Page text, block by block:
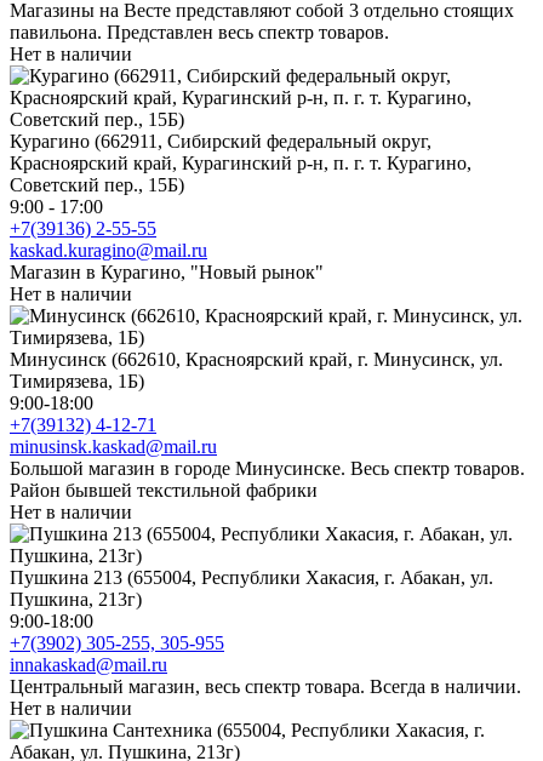
Магазины на Весте представляют собой 3 отдельно стоящих
павильона. Представлен весь спектр товаров.
Нет в наличии
Курагино (662911, Сибирский федеральный округ,
Красноярский край, Курагинский р-н, п. г. т. Курагино,
Советский пер., 15Б)
9:00 - 17:00
+7(39136) 2-55-55
kaskad.kuragino@mail.ru
Магазин в Курагино, "Новый рынок"
Нет в наличии
Минусинск (662610, Красноярский край, г. Минусинск, ул.
Тимирязева, 1Б)
9:00-18:00
+7(39132) 4-12-71
minusinsk.kaskad@mail.ru
Большой магазин в городе Минусинске. Весь спектр товаров.
Район бывшей текстильной фабрики
Нет в наличии
Пушкина 213 (655004, Республики Хакасия, г. Абакан, ул.
Пушкина, 213г)
9:00-18:00
+7(3902) 305-255, 305-955
innakaskad@mail.ru
Центральный магазин, весь спектр товара. Всегда в наличии.
Нет в наличии